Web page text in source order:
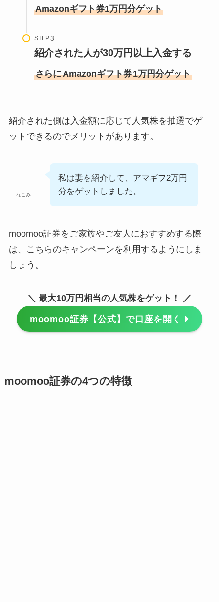
Amazonギフト券1万円分ゲット
STEP
紹介された人が30万円以上入金する
さらにAmazonギフト券1万円分ゲット
紹介された側は入金額に応じて人気株を抽選でゲ
ットできるのでメリットがあります。
なごみ
私は妻を紹介して、アマギフ2万円
分をゲットしました。
moomoo証券をご家族やご友人におすすめする際
は、こちらのキャンペーンを利用するようにしま
しょう。
＼ 最大10万円相当の人気株をゲット！ ／
moomoo証券【公式】で口座を開く
moomoo証券の4つの特徴